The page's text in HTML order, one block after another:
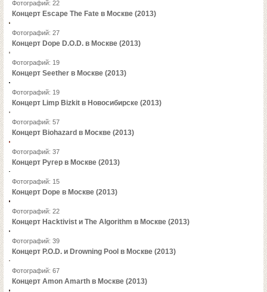
Фотографий: 22
Концерт Escape The Fate в Москве (2013)
Фотографий: 27
Концерт Dope D.O.D. в Москве (2013)
Фотографий: 19
Концерт Seether в Москве (2013)
Фотографий: 19
Концерт Limp Bizkit в Новосибирске (2013)
Фотографий: 57
Концерт Biohazard в Москве (2013)
Фотографий: 37
Концерт Ругер в Москве (2013)
Фотографий: 15
Концерт Dope в Москве (2013)
Фотографий: 22
Концерт Hacktivist и The Algorithm в Москве (2013)
Фотографий: 39
Концерт P.O.D. и Drowning Pool в Москве (2013)
Фотографий: 67
Концерт Amon Amarth в Москве (2013)